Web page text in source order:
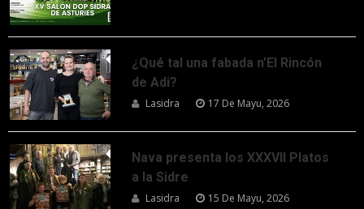
¿Qué tal una fabada n’El Rincón
de Adi?
Lasidra 17 De Mayu, 2026
Nava presenta los XXXVII Platos
a la Sidre
Lasidra 15 De Mayu, 2026